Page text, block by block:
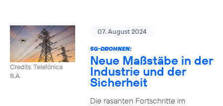
Credits: Telefónica
S.A.
07. August 2024
5G-DROHNEN:
Neue Maßstäbe in der
Industrie und der
Sicherheit
Die rasanten Fortschritte im